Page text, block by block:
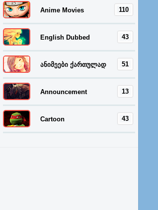
110
Anime Movies
43
English Dubbed
51
ანიმეები ქართულად
13
Announcement
43
Cartoon